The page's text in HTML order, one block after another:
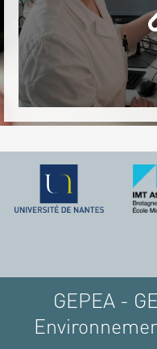
GEPEA -